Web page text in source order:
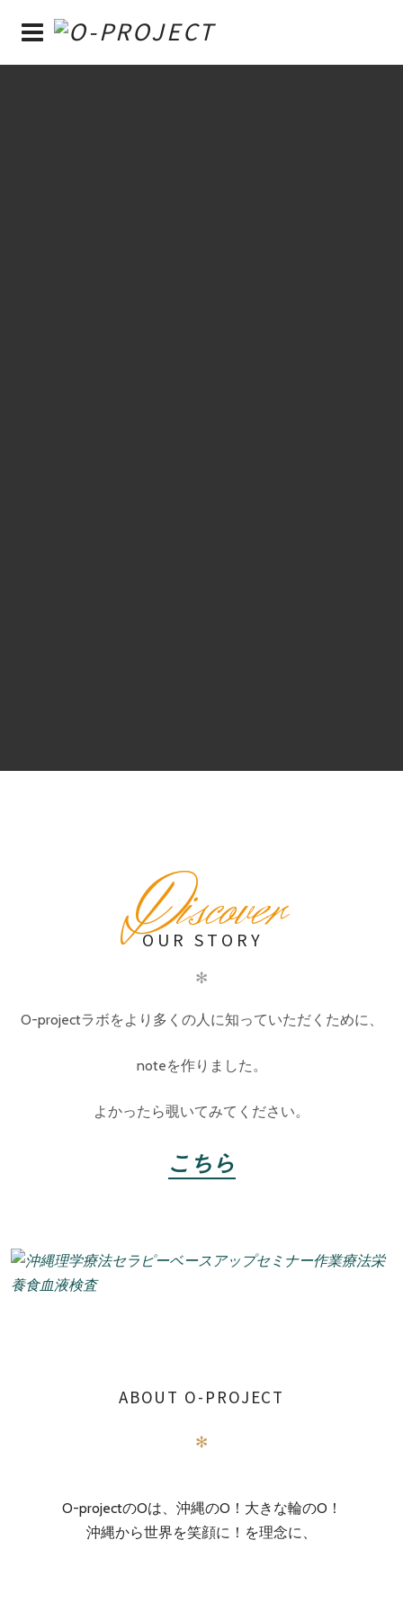
D
iscover
OUR STORY
✻
O-projectラボをより多くの人に知っていただくために、
noteを作りました。
よかったら覗いてみてください。
こちら
ABOUT O-PROJECT
✻
O-projectのOは、沖縄のO！大きな輪のO！
沖縄から世界を笑顔に！を理念に、